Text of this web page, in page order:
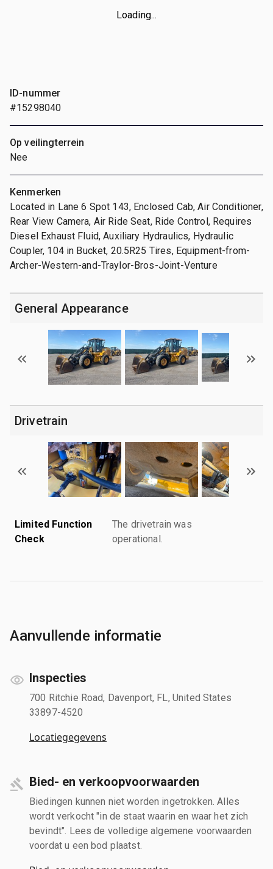
Loading...
ID-nummer
#15298040
Op veilingterrein
Nee
Kenmerken
Located in Lane 6 Spot 143, Enclosed Cab, Air Conditioner,
Rear View Camera, Air Ride Seat, Ride Control, Requires
Diesel Exhaust Fluid, Auxiliary Hydraulics, Hydraulic
Coupler, 104 in Bucket, 20.5R25 Tires, Equipment-from-
Archer-Western-and-Traylor-Bros-Joint-Venture
General Appearance
Drivetrain
Limited Function
Check
The drivetrain was
operational.
Aanvullende informatie
Inspecties
700 Ritchie Road, Davenport, FL, United States
33897-4520
Locatiegegevens
Bied- en verkoopvoorwaarden
Biedingen kunnen niet worden ingetrokken. Alles
wordt verkocht "in de staat waarin en waar het zich
bevindt". Lees de volledige algemene voorwaarden
voordat u een bod plaatst.